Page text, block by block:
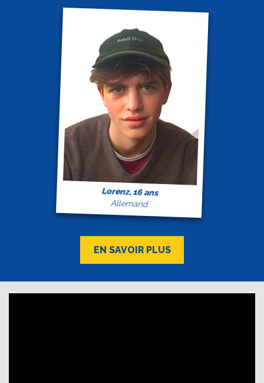
Lorenz, 16 ans
Allemand
EN SAVOIR PLUS